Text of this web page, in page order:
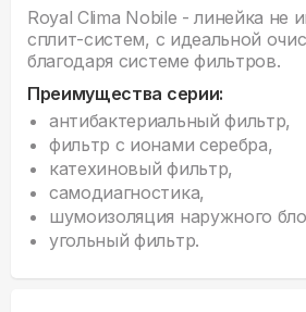
Royal Clima Nobile - линейка не
сплит-систем, с идеальной
благодаря системе фильтров.
Преимущества серии:
антибактериальный фильтр,
фильтр с ионами серебра,
катехиновый фильтр,
самодиагностика,
шумоизоляция наружного
угольный фильтр.